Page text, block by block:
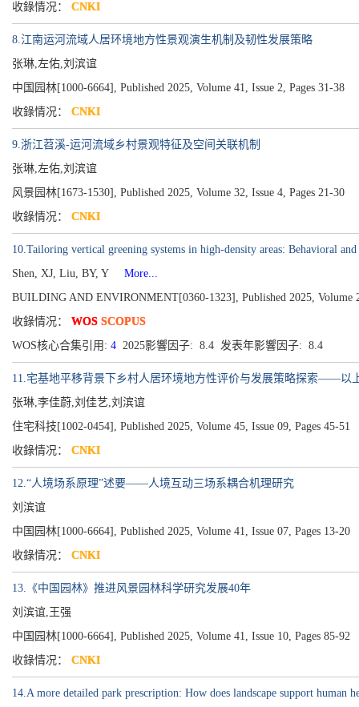
收錄情况： CNKI
8.江南运河流域人居环境地方性景观演生机制及韧性发展策略
张琳,左佑,刘滨谊
中国园林[1000-6664], Published 2025, Volume 41, Issue 2, Pages 31-38
收錄情况： CNKI
9.浙江苕溪-运河流域乡村景观特征及空间关联机制
张琳,左佑,刘滨谊
风景园林[1673-1530], Published 2025, Volume 32, Issue 4, Pages 21-30
收錄情况： CNKI
10.Tailoring vertical greening systems in high-density areas: Behavioral
Shen, XJ, Liu, BY, Y
More...
BUILDING AND ENVIRONMENT[0360-1323], Published 2025, Volume
收錄情况： WOS SCOPUS
WOS核心合集引用: 4 2025影響因子: 8.4 发表年影響因子: 8.4
11.宅基地平移背景下乡村人居环境地方性评价与发展策略探索——以
张琳,李佳蔚,刘佳艺,刘滨谊
住宅科技[1002-0454], Published 2025, Volume 45, Issue 09, Pages 45-51
收錄情况： CNKI
12.“人境场系原理”述要——人境互动三场系耦合机理研究
刘滨谊
中国园林[1000-6664], Published 2025, Volume 41, Issue 07, Pages 13-20
收錄情况： CNKI
13.《中国园林》推进风景园林科学研究发展40年
刘滨谊,王强
中国园林[1000-6664], Published 2025, Volume 41, Issue 10, Pages 85-92
收錄情况： CNKI
14.A more detailed park prescription: How does landscape support human